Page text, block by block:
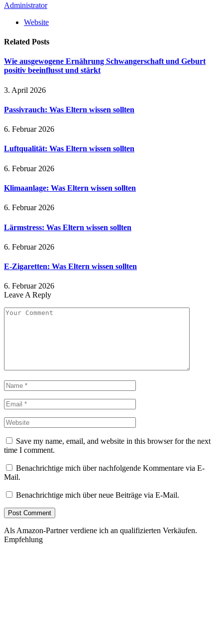
Administrator
Website
Related Posts
Wie ausgewogene Ernährung Schwangerschaft und Geburt
positiv beeinflusst und stärkt
3. April 2026
Passivrauch: Was Eltern wissen sollten
6. Februar 2026
Luftqualität: Was Eltern wissen sollten
6. Februar 2026
Klimaanlage: Was Eltern wissen sollten
6. Februar 2026
Lärmstress: Was Eltern wissen sollten
6. Februar 2026
E-Zigaretten: Was Eltern wissen sollten
6. Februar 2026
Leave A Reply
Save my name, email, and website in this browser for the next
time I comment.
Benachrichtige mich über nachfolgende Kommentare via E-
Mail.
Benachrichtige mich über neue Beiträge via E-Mail.
Als Amazon-Partner verdiene ich an qualifizierten Verkäufen.
Empfehlung